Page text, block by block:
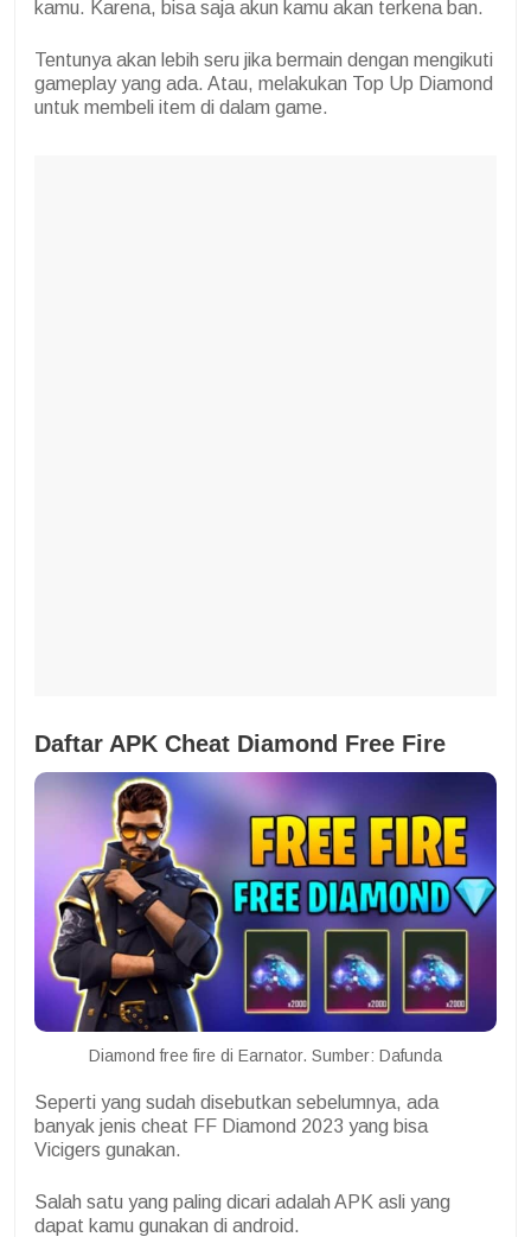
kamu. Karena, bisa saja akun kamu akan terkena ban.
Tentunya akan lebih seru jika bermain dengan mengikuti
gameplay yang ada. Atau, melakukan Top Up Diamond
untuk membeli item di dalam game.
Daftar APK Cheat Diamond Free Fire
Diamond free fire di Earnator. Sumber: Dafunda
Seperti yang sudah disebutkan sebelumnya, ada
banyak jenis cheat FF Diamond 2023 yang bisa
Vicigers gunakan.
Salah satu yang paling dicari adalah APK asli yang
dapat kamu gunakan di android.